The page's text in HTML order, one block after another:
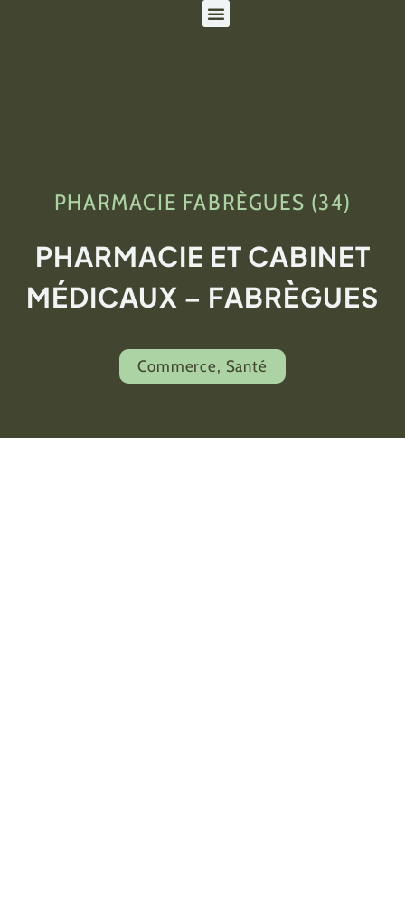
PHARMACIE FABRÈGUES (34)
PHARMACIE ET CABINET
MÉDICAUX – FABRÈGUES
Commerce, Santé